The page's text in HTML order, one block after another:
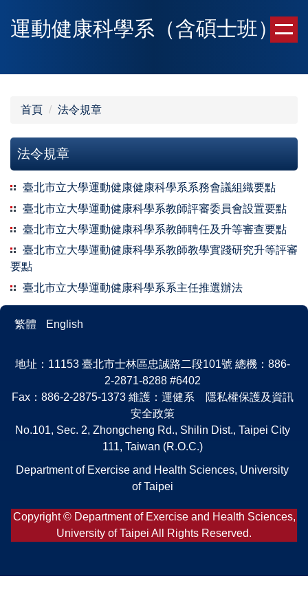
到
內
運動健康科學系（含碩士班）
首頁 法令規章
法令規章
臺北市立大學運動健康健康科學系系務會議組織要點
臺北市立大學運動健康科學系教師評審委員會設置要點
臺北市立大學運動健康科學系教師聘任及升等審查要點
臺北市立大學運動健康科學系教師教學實踐研究升等評審
要點
臺北市立大學運動健康科學系系主任推選辦法
繁體 English
地址：11153 臺北市士林區忠誠路二段101號 總機：886-
2-2871-8288 #6402
Fax：886-2-2875-1373 維護：運健系 隱私權保護及資訊
安全政策
No.101, Sec. 2, Zhongcheng Rd., Shilin Dist., Taipei City
111, Taiwan (R.O.C.)
Department of Exercise and Health Sciences, University
of Taipei
Copyright © Department of Exercise and Health Sciences,
University of Taipei All Rights Reserved.